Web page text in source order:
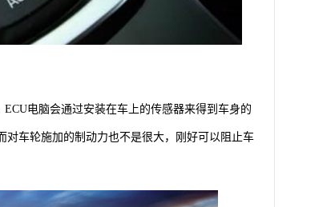
电脑会通过安装在车上的传感器来得到车身的
车轮施加的制动力也不是很大，刚好可以阻止车